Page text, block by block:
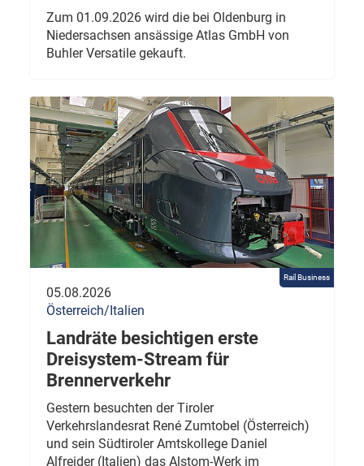
Zum 01.09.2026 wird die bei Oldenburg in
Niedersachsen ansässige Atlas GmbH von
Buhler Versatile gekauft.
Rail Business
05.08.2026
Österreich/Italien
Landräte besichtigen erste
Dreisystem-Stream für
Brennerverkehr
Gestern besuchten der Tiroler
Verkehrslandesrat René Zumtobel (Österreich)
und sein Südtiroler Amtskollege Daniel
Alfreider (Italien) das Alstom-Werk im